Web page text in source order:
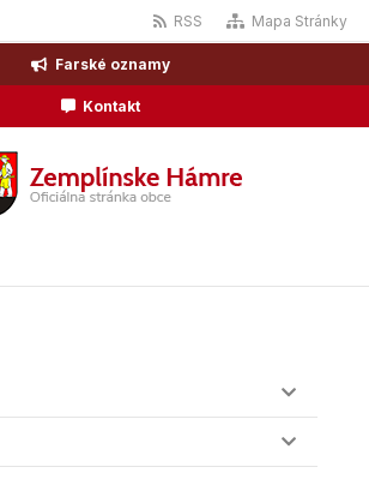
RSS Mapa Stránky
Farské oznamy
Kontakt